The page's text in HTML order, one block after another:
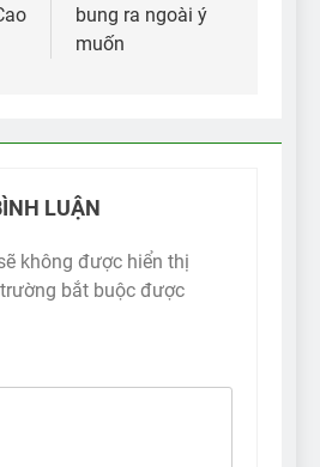
bung ra ngoài ý
muốn
LUẬN
không được hiển thị
bắt buộc được